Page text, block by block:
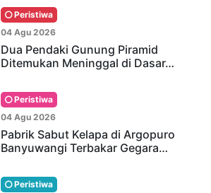
Peristiwa
04 Agu 2026
Dua Pendaki Gunung Piramid
Ditemukan Meninggal di Dasar…
Peristiwa
04 Agu 2026
Pabrik Sabut Kelapa di Argopuro
Banyuwangi Terbakar Gegara…
Peristiwa